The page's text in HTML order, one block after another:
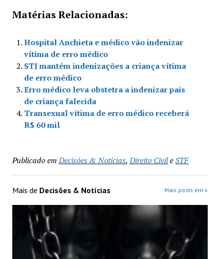
Matérias Relacionadas:
Hospital Anchieta e médico vão indenizar
vítima de erro médico
STJ mantém indenizações a criança vítima
de erro médico
Erro médico leva obstetra a indenizar pais
de criança falecida
Transexual vítima de erro médico receberá
R$ 60 mil
Publicado em Decisões & Notícias,Direito CivileSTF
Mais de Decisões & Notícias Mais posts em »